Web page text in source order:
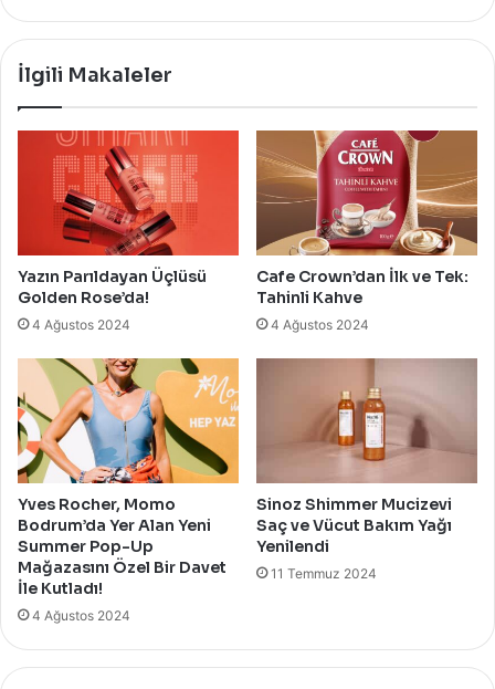
İlgili Makaleler
Yazın Parıldayan Üçlüsü
Golden Rose’da!
4 Ağustos 2024
Cafe Crown’dan İlk ve Tek:
Tahinli Kahve
4 Ağustos 2024
Yves Rocher, Momo
Bodrum’da Yer Alan Yeni
Summer Pop-Up
Mağazasını Özel Bir Davet
İle Kutladı!
4 Ağustos 2024
Sinoz Shimmer Mucizevi
Saç ve Vücut Bakım Yağı
Yenilendi
11 Temmuz 2024